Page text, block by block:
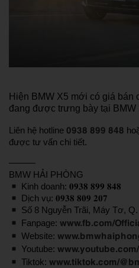
Hiện BMW X5 mới có giá bán
đang được trưng bày tại BMW
Liên hệ hotline 0938 899 848
được tư vấn chi tiết.
———
BMW HẢI PHÒNG
Kinh doanh: 𝟎𝟗𝟑𝟖 𝟖𝟗𝟗 𝟖𝟒𝟖
Dịch vụ: 𝟎𝟗𝟑𝟖 𝟖𝟎𝟗 𝟐𝟎𝟕
Số 8 Nguyễn Trãi, Máy Tơ,
Fanpage:www.fb.com/
Website:
Youtube:
Tiktok:www.tiktok.com/